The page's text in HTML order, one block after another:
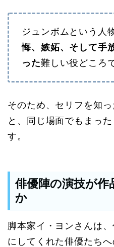
ジュンボムという人
悔、嫉妬、そして手
った難しい役どころ
そのため、セリフを知
と、同じ場面でもまっ
す。
俳優陣の演技が
か
脚本家イ・ヨンさんは
にしてくれた俳優たち